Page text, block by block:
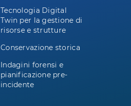
Tecnologia Digital
Twin per la gestione di
risorse e strutture
Conservazione storica
Indagini forensi e
pianificazione pre-
incidente